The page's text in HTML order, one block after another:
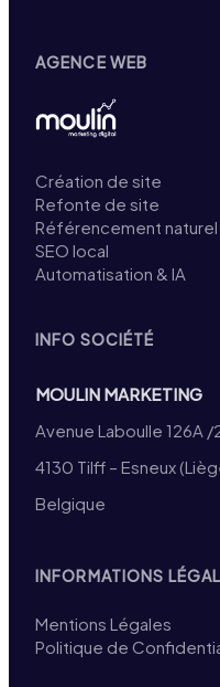
AGENCE WEB
Création de site
Refonte de site
Référencement naturel
SEO local
Automatisation & IA
INFO SOCIÉTÉ
MOULIN MARKETING
Avenue Laboulle 126A /
4130 Tilff – Esneux
Belgique
INFORMATIONS
Mentions Légales
Politique de